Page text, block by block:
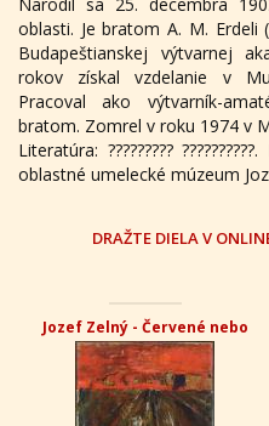
oblasti. Je bratom A. M. Erdeli
Budapeštianskej výtvarnej
rokov získal vzdelanie v
Pracoval ako výtvarník-
bratom. Zomrel v roku 1974 v
Literatúra: ?????????
oblastné umelecké múzeum
DRAŽTE DIELA V
Jozef Zelný - Červené nebo